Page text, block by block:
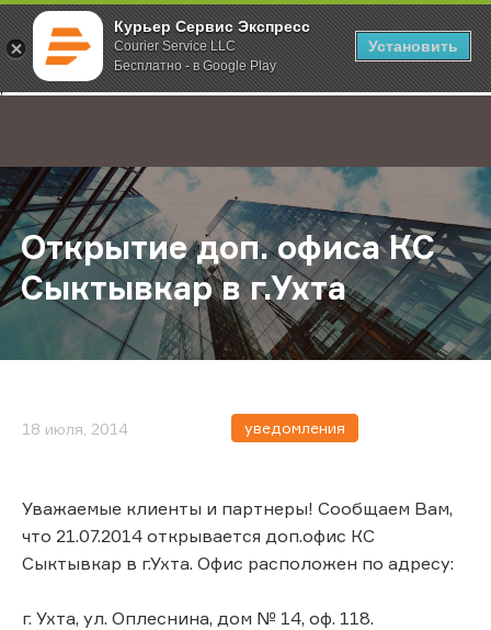
Курьер Сервис Экспресс
Courier Service LLC
Бесплатно - в Google Play
Установить
;
Главная О компании Новости Открытие доп. офиса КС
Открытие доп. офиса КС
Сыктывкар в г.Ухта
18 июля, 2014 уведомления
Уважаемые клиенты и партнеры! Сообщаем Вам,
что 21.07.2014 открывается доп.офис КС
Сыктывкар в г.Ухта. Офис расположен по адресу:
г. Ухта, ул. Оплеснина, дом № 14, оф. 118.